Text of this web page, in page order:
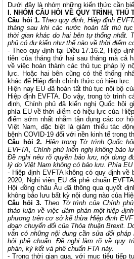
Dưới đây là nhóm những kiến thức cần
I. NHÓM CÂU HỎI VỀ QUY TRÌNH, THỦ
Câu hỏi 1. Theo quy định, Hiệp định
tháng sau khi các nước hoàn tất thủ
thời gian khác do hai bên tự thống nhất.
phủ có dự kiến như thế nào về thời điểm
- Theo quy định tại Điều 17.16.2, Hiệp
tiên của tháng thứ hai sau tháng mà cả
về việc hoàn thành các thủ tục pháp lý
lực. Hoặc hai bên cũng có thể thống
khác để Hiệp định chính thức có hiệu lực.
Hiện nay EU đã hoàn tất thủ tục nội bộ
Hiệp định EVFTA. Do vậy, trong tờ trình
định, Chính phủ đã kiến nghị Quốc hội
phía EU về thời điểm có hiệu lực của
điểm sớm nhất nhằm tận dụng các cơ
Việt Nam, đặc biệt là giảm thiểu tác
bệnh COVID-19 đối với nền kinh tế trong
Câu hỏi 2. Hiện trong Tờ trình Quốc
EVFTA, Chính phủ kiến nghị không bảo
Đề nghị nêu rõ quyền bảo lưu, nội dung
lý do Việt Nam không có bảo lưu. Phía
- Hiệp định EVFTA không có quy định về
2020, Nghị viện EU đã phê chuẩn
Hội đồng châu Âu đã thông qua quyết
không bảo lưu bất kỳ nội dung nào của
Câu hỏi 3. Theo Tờ trình của Chính
thảo luận về việc đàm phán một hiệp
phương trên cơ sở kế thừa Hiệp định
đoạn chuyển đổi của Thỏa thuận Brexit.
vẫn có những nội dung cần sửa đổi
hội phê chuẩn. Đề nghị làm rõ về quy
phán, ký kết và phê chuẩn FTA này.
- Trong thời gian qua, với mục tiêu tiếp